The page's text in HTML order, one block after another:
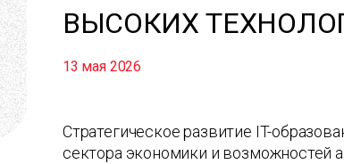
ВЫСОКИХ
13 мая 2026
Стратегическое развитие IT-
сектора экономики и возможностей